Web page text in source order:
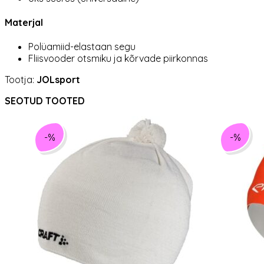
Materjal
Polüamiid-elastaan segu
Fliisvooder otsmiku ja kõrvade piirkonnas
Tootja: JOLsport
SEOTUD TOOTED
-% -%